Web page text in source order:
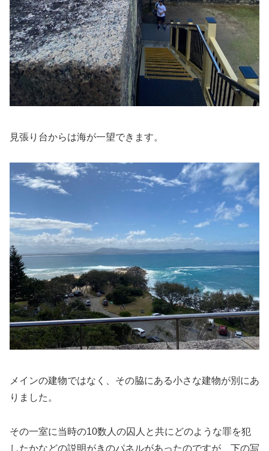
見張り台からは海が一望できます。
メインの建物ではなく、その脇にある小さな建物が別にあ
りました。
その一室に当時の10数人の囚人と共にどのような罪を犯
したかなどの説明がきのパネルがあったのですが、下の写